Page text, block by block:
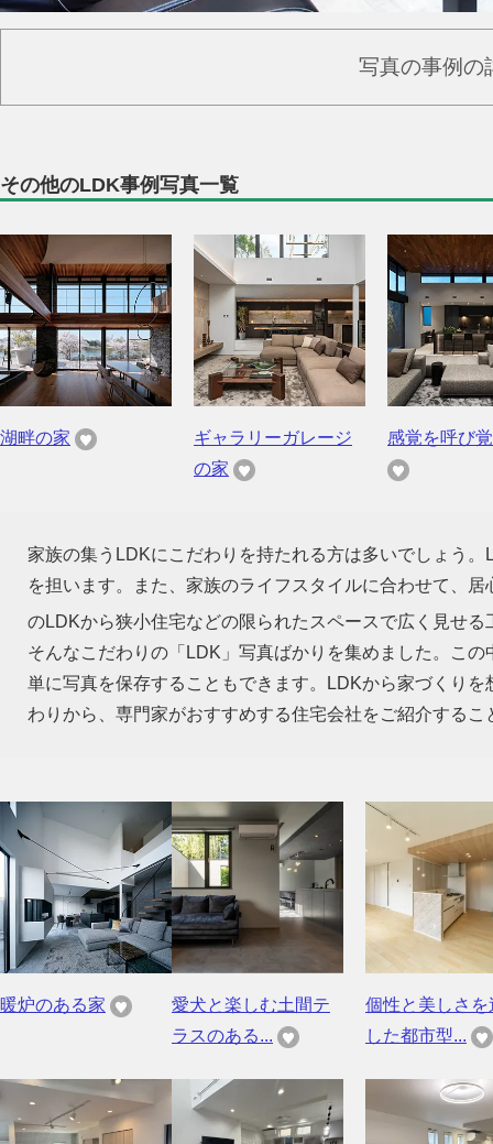
写真の事例の
その他のLDK事例写真一覧
湖畔の家
ギャラリーガレージ
の家
感覚を呼び
家族の集うLDKにこだわりを持たれる方は多いでしょう
を担います。また、家族のライフスタイルに合わせて、
のLDKから狭小住宅などの限られたスペースで広く見せ
そんなこだわりの「LDK」写真ばかりを集めました。こ
単に写真を保存することもできます。LDKから家づくり
わりから、専門家がおすすめする住宅会社をご紹介するこ
暖炉のある家
愛犬と楽しむ土間テ
ラスのある...
個性と美しさを
した都市型...